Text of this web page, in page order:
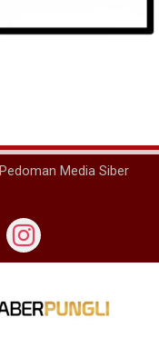
Pedoman Media Siber